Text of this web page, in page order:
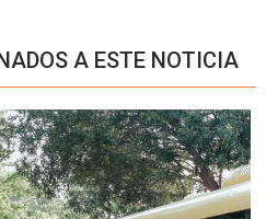
A ESTE NOTICIA